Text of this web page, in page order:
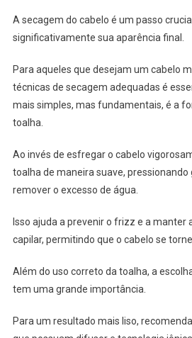
A secagem do cabelo é um passo
significativamente sua aparência final.
Para aqueles que desejam um cabelo
técnicas de secagem adequadas é
mais simples, mas fundamentais, é a
toalha.
Ao invés de esfregar o cabelo
toalha de maneira suave,
remover o excesso de água.
Isso ajuda a prevenir o frizz e a manter
capilar, permitindo que o cabelo se
Além do uso correto da toalha, a
tem uma grande importância.
Para um resultado mais liso,